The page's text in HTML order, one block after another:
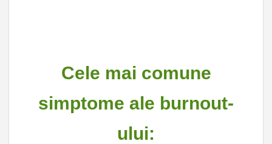
Cele mai comune
simptome ale burnout-
ului: